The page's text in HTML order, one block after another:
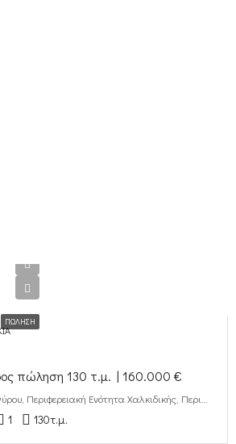
ΠΏΛΗΣΗ
πώληση 130 τ.μ. | 160.000 €
1 130τ.μ.